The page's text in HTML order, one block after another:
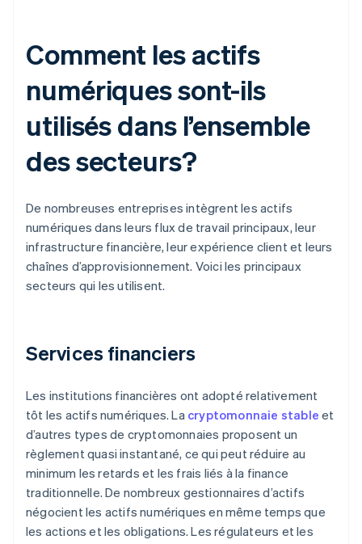
Comment les actifs
numériques sont-ils
utilisés dans l’ensemble
des secteurs?
De nombreuses entreprises intègrent les actifs
numériques dans leurs flux de travail principaux, leur
infrastructure financière, leur expérience client et leurs
chaînes d’approvisionnement. Voici les principaux
secteurs qui les utilisent.
Services financiers
Les institutions financières ont adopté relativement
tôt les actifs numériques. La cryptomonnaie stable et
d’autres types de cryptomonnaies proposent un
règlement quasi instantané, ce qui peut réduire au
minimum les retards et les frais liés à la finance
traditionnelle. De nombreux gestionnaires d’actifs
négocient les actifs numériques en même temps que
les actions et les obligations. Les régulateurs et les